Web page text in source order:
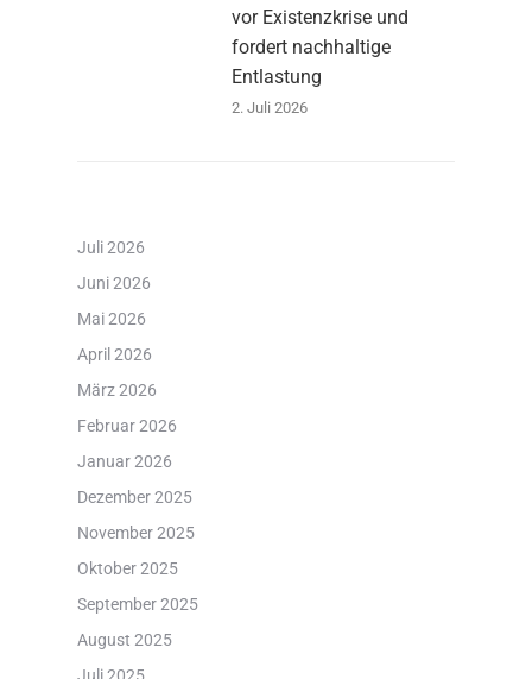
vor Existenzkrise und
fordert nachhaltige
Entlastung
2. Juli 2026
Juli 2026
Juni 2026
Mai 2026
April 2026
März 2026
Februar 2026
Januar 2026
Dezember 2025
November 2025
Oktober 2025
September 2025
August 2025